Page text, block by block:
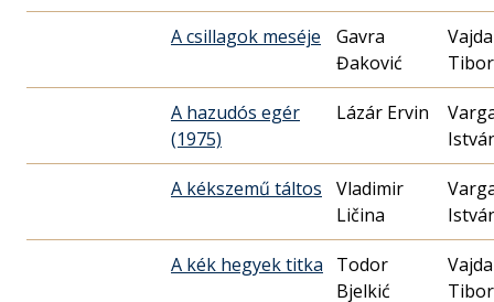
A csillagok meséje
Gavra
Đaković
Vajda
Tibor
A hazudós egér
(1975)
Lázár Ervin
A kékszemű táltos
Vladimir
Ličina
A kék hegyek titka
Todor
Bjelkić
Vajda
Tibor